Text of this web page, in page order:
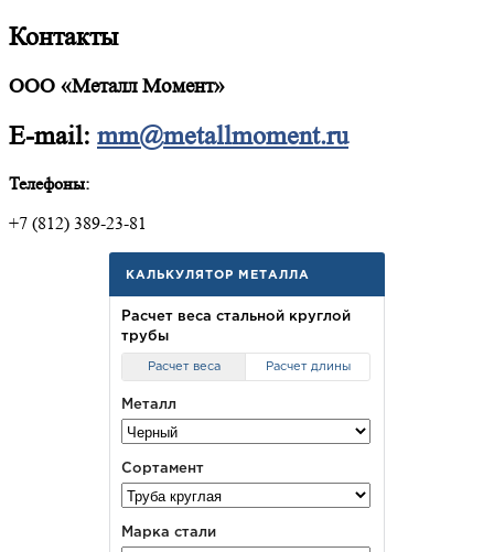
Контакты
ООО «Металл Момент»
E-mail: mm@metallmoment.ru
Телефоны:
+7 (812) 389-23-81